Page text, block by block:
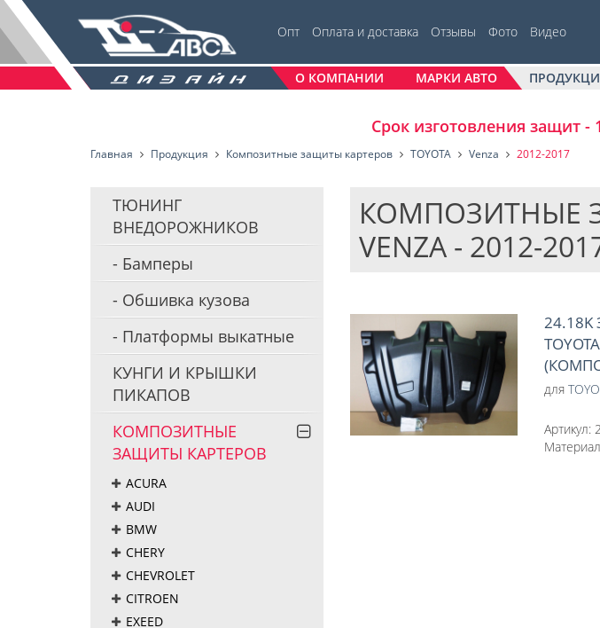
Опт Оплата и доставка Отзывы Фото Видео
О КОМПАНИИ МАРКИ АВТО
Срок изготовления защит -
Главная Продукция Композитные защиты картеров TOYOTA Venza 2012-2017
КОМПОЗИТНЫЕ
VENZA - 2012-
ТЮНИНГ
ВНЕДОРОЖНИКОВ
Бамперы
Обшивка кузова
Платформы выкатные
КУНГИ И КРЫШКИ
ПИКАПОВ
КОМПОЗИТНЫЕ
ЗАЩИТЫ КАРТЕРОВ
ACURA
AUDI
BMW
CHERY
CHEVROLET
CITROEN
EXEED
для
Артикул: